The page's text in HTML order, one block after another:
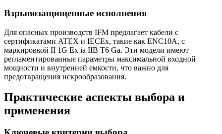
Взрывозащищенные исполнения
Для опасных производств IFM предлагает кабели с
сертификатами ATEX и IECEx, такие как ENC10A, с
маркировкой II 1G Ex ia IIB T6 Ga. Эти модели имеют
регламентированные параметры максимальной входной
мощности и внутренней емкости, что важно для
предотвращения искрообразования.
Практические аспекты выбора и
применения